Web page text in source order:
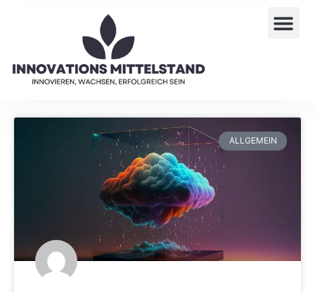
ALLGEMEIN